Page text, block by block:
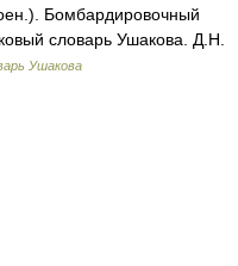
Бомбардировочный
словарь Ушакова. Д.Н.
Ушакова